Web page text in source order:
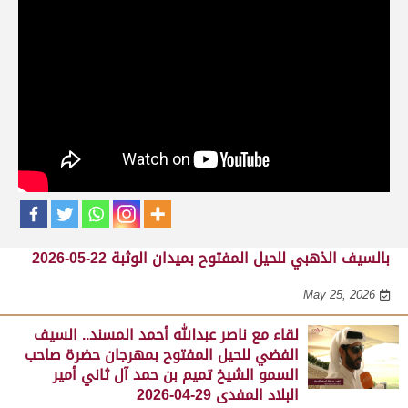
المفتوح بميدان الوثبة 22-05-2026
May 25, 2026
بالسيف الذهبي للحيل المفتوح بميدان الوثبة 22-05-2026
May 25, 2026
لقاء مع ناصر عبدالله أحمد المسند.. السيف
الفضي للحيل المفتوح بمهرجان حضرة صاحب
السمو الشيخ تميم بن حمد آل ثاني أمير
البلاد المفدى 29-04-2026